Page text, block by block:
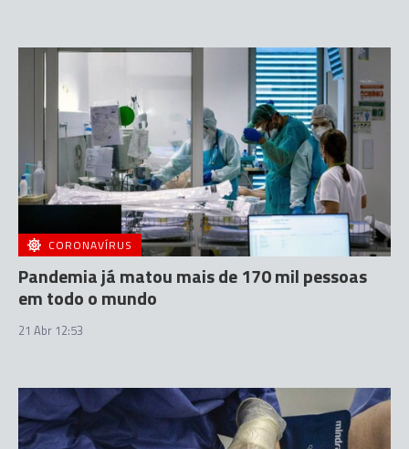
CORONAVÍRUS
Pandemia já matou mais de 170 mil pessoas
em todo o mundo
21 Abr 12:53